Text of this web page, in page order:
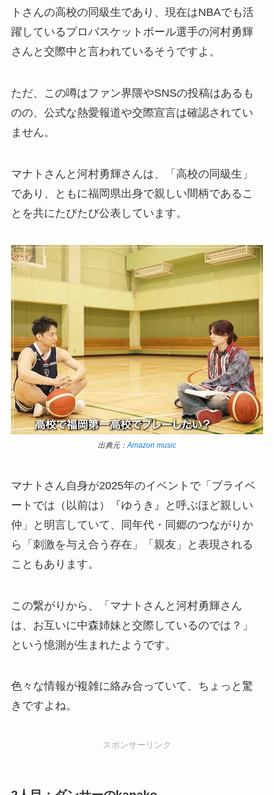
トさんの高校の同級生であり、現在はNBAでも活
躍しているプロバスケットボール選手の河村勇輝
さんと交際中と言われているそうですよ。
ただ、この噂はファン界隈やSNSの投稿はあるも
のの、公式な熱愛報道や交際宣言は確認されてい
ません。
マナトさんと河村勇輝さんは、「高校の同級生」
であり、ともに福岡県出身で親しい間柄であるこ
とを共にたびたび公表しています。
出典元：Amazon music
マナトさん自身が2025年のイベントで「プライベ
ートでは（以前は）『ゆうき』と呼ぶほど親しい
仲」と明言していて、同年代・同郷のつながりか
ら「刺激を与え合う存在」「親友」と表現される
こともあります。
この繋がりから、「マナトさんと河村勇輝さん
は、お互いに中森姉妹と交際しているのでは？」
という憶測が生まれたようです。
色々な情報が複雑に絡み合っていて、ちょっと驚
きですよね。
スポンサーリンク